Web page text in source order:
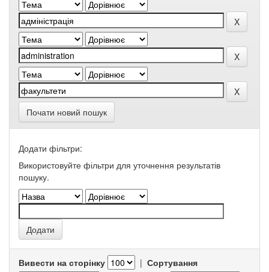
Почати новий пошук
Додати фільтри:
Використовуйте фільтри для уточнення результатів
пошуку.
Вивести на сторінку | Сортування